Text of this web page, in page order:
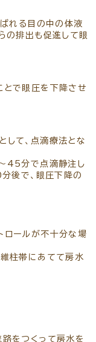
れる目の中の体液
の排出も促進して眼
とで眼圧を下降させ
して、点滴療法とな
分で点滴静注し
後で、眼圧下降の
ロールが不十分な場
維柱帯にあてて房水
をつくって房水を